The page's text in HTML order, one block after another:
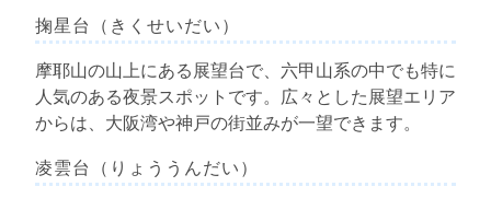
掬星台（きくせいだい）
摩耶山の山上にある展望台で、六甲山系の中でも特に
人気のある夜景スポットです。広々とした展望エリア
からは、大阪湾や神戸の街並みが一望できます。
凌雲台（りょううんだい）